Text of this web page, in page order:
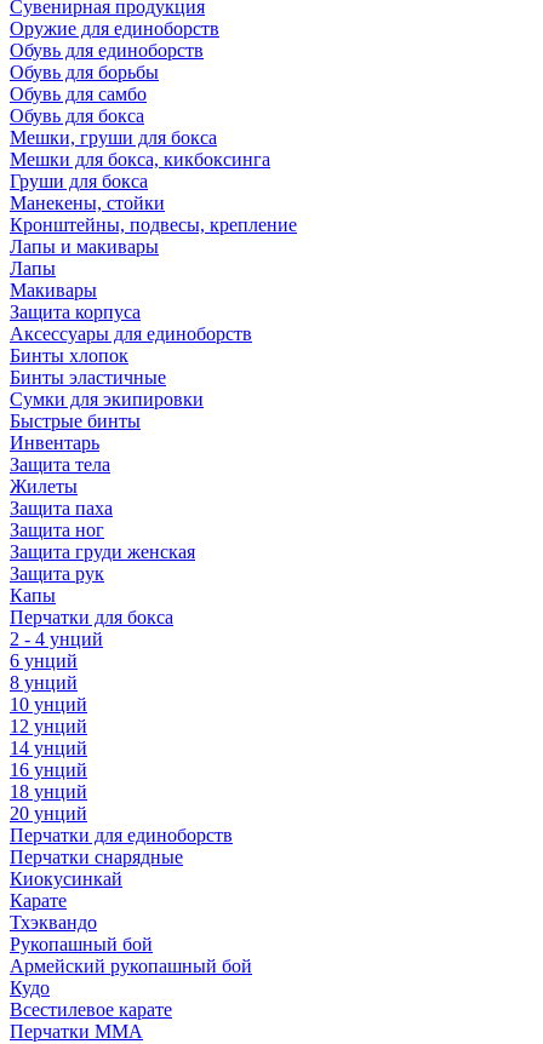
Сувенирная продукция
Оружие для единоборств
Обувь для единоборств
Обувь для борьбы
Обувь для самбо
Обувь для бокса
Мешки, груши для бокса
Мешки для бокса, кикбоксинга
Груши для бокса
Манекены, стойки
Кронштейны, подвесы, крепление
Лапы и макивары
Лапы
Макивары
Защита корпуса
Аксессуары для единоборств
Бинты хлопок
Бинты эластичные
Сумки для экипировки
Быстрые бинты
Инвентарь
Защита тела
Жилеты
Защита паха
Защита ног
Защита груди женская
Защита рук
Капы
Перчатки для бокса
2 - 4 унций
6 унций
8 унций
10 унций
12 унций
14 унций
16 унций
18 унций
20 унций
Перчатки для единоборств
Перчатки снарядные
Киокусинкай
Карате
Тхэквандо
Рукопашный бой
Армейский рукопашный бой
Кудо
Всестилевое карате
Перчатки MMA